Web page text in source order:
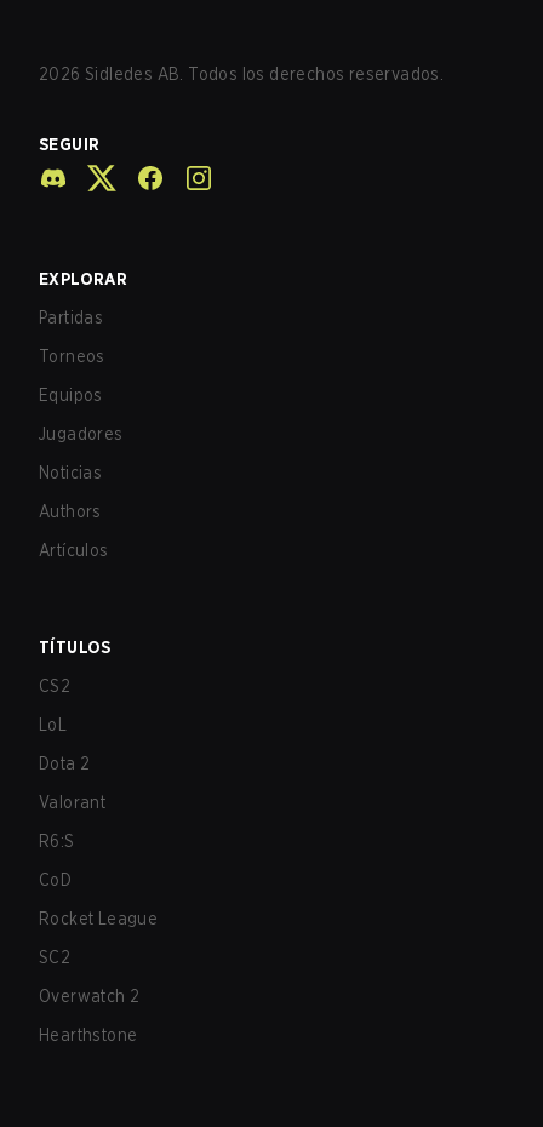
2026 Sidledes AB. Todos los derechos reservados.
SEGUIR
EXPLORAR
Partidas
Torneos
Equipos
Jugadores
Noticias
Authors
Artículos
TÍTULOS
CS2
LoL
Dota 2
Valorant
R6:S
CoD
Rocket League
SC2
Overwatch 2
Hearthstone